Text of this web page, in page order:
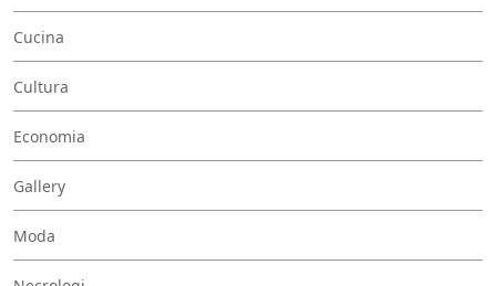
Cucina
Cultura
Economia
Gallery
Moda